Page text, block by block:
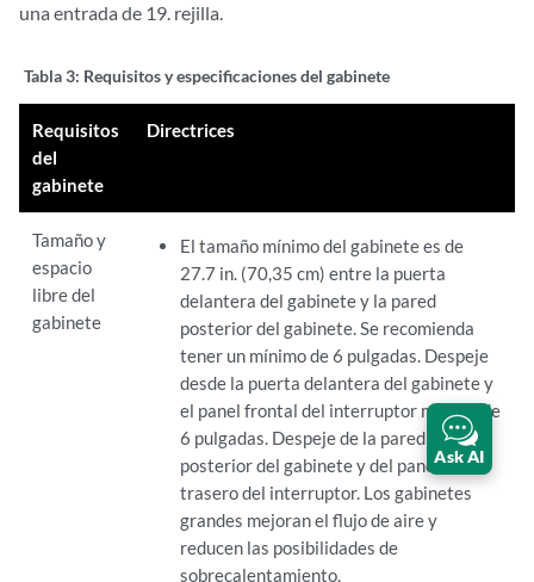
una entrada de 19. rejilla.
Tabla 3: Requisitos y especificaciones del gabinete
Requisitos
del
gabinete
Directrices
Tamaño y
espacio
libre del
gabinete
El tamaño mínimo del gabinete es de
27.7 in. (70,35 cm) entre la puerta
delantera del gabinete y la pared
posterior del gabinete. Se recomienda
tener un mínimo de 6 pulgadas. Despeje
desde la puerta delantera del gabinete y
el panel frontal del interruptor mínimo de
6 pulgadas. Despeje de la pared
posterior del gabinete y del panel
trasero del interruptor. Los gabinetes
grandes mejoran el flujo de aire y
reducen las posibilidades de
sobrecalentamiento.
Ask AI